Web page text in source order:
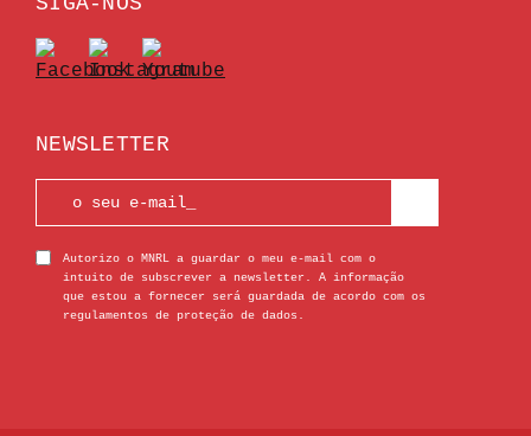
NEWSLETTER
Autorizo o MNRL a guardar o meu e-mail com o
intuito de subscrever a newsletter. A informação
que estou a fornecer será guardada de acordo com os
regulamentos de proteção de dados.